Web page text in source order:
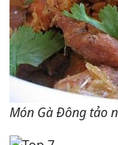
Món Gà Đông tảo